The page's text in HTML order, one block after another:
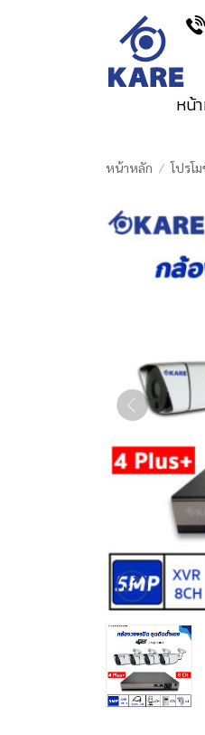
หน้
หน้าหลัก / โปรโ